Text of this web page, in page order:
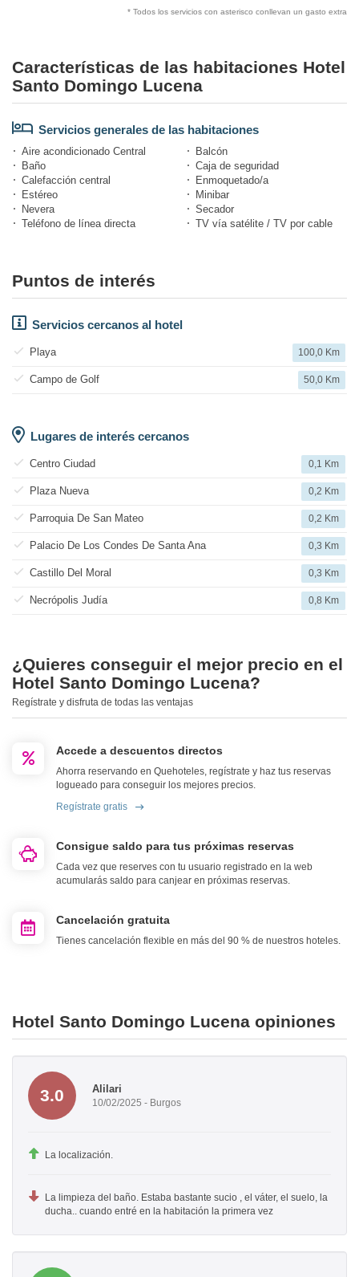
* Todos los servicios con asterisco conllevan un gasto extra
Características de las habitaciones Hotel
Santo Domingo Lucena
Servicios generales de las habitaciones
Aire acondicionado Central
Balcón
Baño
Caja de seguridad
Calefacción central
Enmoquetado/a
Estéreo
Minibar
Nevera
Secador
Teléfono de línea directa
TV vía satélite / TV por cable
Puntos de interés
Servicios cercanos al hotel
Playa 100,0 Km
Campo de Golf 50,0 Km
Lugares de interés cercanos
Centro Ciudad 0,1 Km
Plaza Nueva 0,2 Km
Parroquia De San Mateo 0,2 Km
Palacio De Los Condes De Santa Ana 0,3 Km
Castillo Del Moral 0,3 Km
Necrópolis Judía 0,8 Km
¿Quieres conseguir el mejor precio en el
Hotel Santo Domingo Lucena?
Regístrate y disfruta de todas las ventajas
Accede a descuentos directos
Ahorra reservando en Quehoteles, regístrate y haz tus reservas
logueado para conseguir los mejores precios.
Regístrate gratis
Consigue saldo para tus próximas reservas
Cada vez que reserves con tu usuario registrado en la web
acumularás saldo para canjear en próximas reservas.
Cancelación gratuita
Tienes cancelación flexible en más del 90 % de nuestros hoteles.
Hotel Santo Domingo Lucena opiniones
3.0 Alilari
10/02/2025 - Burgos
La localización.
La limpieza del baño. Estaba bastante sucio , el váter, el suelo, la
ducha.. cuando entré en la habitación la primera vez